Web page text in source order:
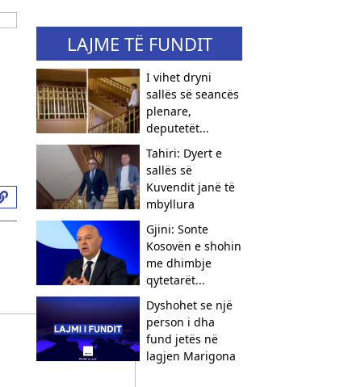
LAJME TË FUNDIT
I vihet dryni
sallës së seancës
plenare,
deputetët...
Tahiri: Dyert e
sallës së
Kuvendit janë të
mbyllura
Gjini: Sonte
Kosovën e shohin
me dhimbje
qytetarët...
Dyshohet se një
person i dha
fund jetës në
lagjen Marigona